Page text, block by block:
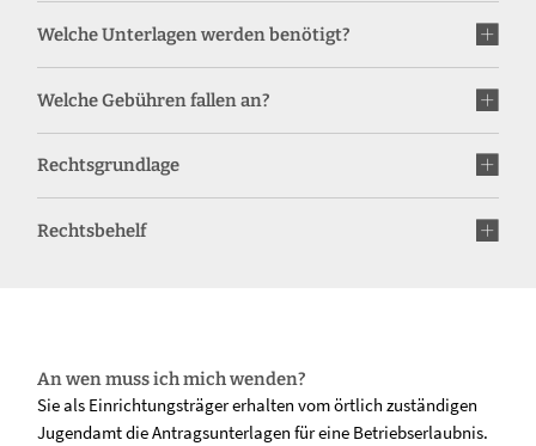
Welche Unterlagen werden benötigt?
Welche Gebühren fallen an?
Rechtsgrundlage
Rechtsbehelf
An wen muss ich mich wenden?
Sie als Einrichtungsträger erhalten vom örtlich zuständigen
Jugendamt die Antragsunterlagen für eine Betriebserlaubnis.